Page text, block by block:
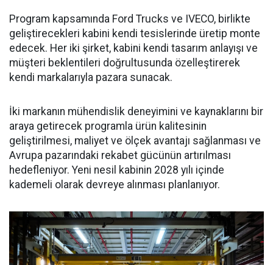
Program kapsamında Ford Trucks ve IVECO, birlikte
geliştirecekleri kabini kendi tesislerinde üretip monte
edecek. Her iki şirket, kabini kendi tasarım anlayışı ve
müşteri beklentileri doğrultusunda özelleştirerek
kendi markalarıyla pazara sunacak.
İki markanın mühendislik deneyimini ve kaynaklarını bir
araya getirecek programla ürün kalitesinin
geliştirilmesi, maliyet ve ölçek avantajı sağlanması ve
Avrupa pazarındaki rekabet gücünün artırılması
hedefleniyor. Yeni nesil kabinin 2028 yılı içinde
kademeli olarak devreye alınması planlanıyor.